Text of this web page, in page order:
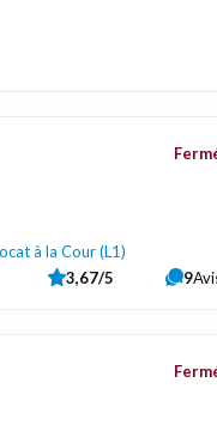
à la Cour (L1)
3,67/5 9